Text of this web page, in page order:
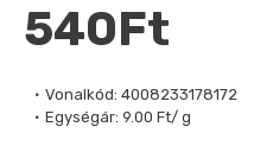
Vonalkód: 4008233178172
Egységár: 9.00 Ft/ g
540Ft